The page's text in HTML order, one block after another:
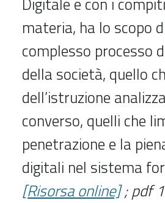
materia, ha lo scopo
complesso processo
della società, quello
dell’istruzione
converso, quelli che
penetrazione e la
digitali nel sistema
[Risorsa online]; pdf